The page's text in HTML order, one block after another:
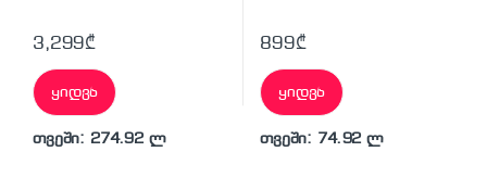
3,299₾
ყიდვა
თვეში: 274.92 ლ
899₾
ყიდვა
თვეში: 74.92 ლ